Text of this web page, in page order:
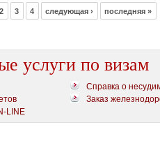
2 3 4 следующая › последняя »
услуги по визам
Справка о
Заказ
LINE